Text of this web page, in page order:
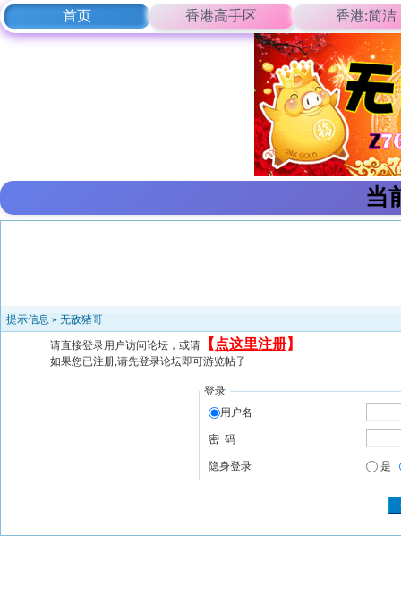
首页 香港高手区 香港:简洁
当
提示信息 » 无敌猪哥
请直接登录用户访问论坛，或请 【 点这里注册】
如果您已注册,请先登录论坛即可游览帖子
登录
用户名
密 码
隐身登录 是